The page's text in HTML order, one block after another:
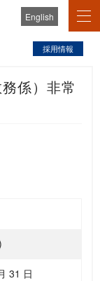
English
採用情報
係）非常
31 日